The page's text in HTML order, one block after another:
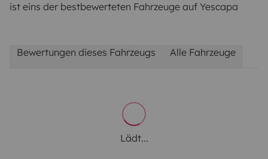
ist eins der bestbewerteten Fahrzeuge auf Yescapa
Bewertungen dieses Fahrzeugs Alle Fahrzeuge
Lädt...